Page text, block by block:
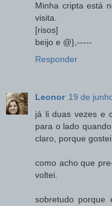
Minha cripta está
visita.
[risos]
beijo e @},-----
Responder
Leonor 19 de
já li duas vezes e
para o lado
claro, porque
como acho que
voltei.
sobretudo porque